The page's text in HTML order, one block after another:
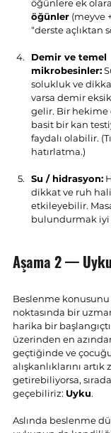
öğünlere ek
öğünler (meyve
“derste açlıktan
Demir ve temel
mikrobesinler:
solukluk ve
varsa demir
gelir. Bir hekime
basit bir kan
faydalı olabilir.
hatırlatma.)
Su / hidrasyon:
dikkat ve ruh
etkileyebilir.
bulundurmak iyi
Aşama 2 — Uyku
Beslenme
noktasında bir
harika bir
üzerinden en
geçtiğinde ve
alışkanlıklarını
getirebiliyorsa,
geçebiliriz: Uyku.
Aslında beslenme